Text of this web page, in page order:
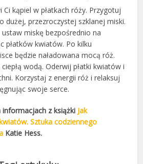
Ci kąpiel w płatkach róży. Przygotuj
dużej, przezroczystej szklanej miski.
miskę bezpośrednio na
płatków kwiatów. Po kilku
będzie naładowana mocą róż.
wodą. Oderwij płatki kwiatów i
Korzystaj z energii róż i relaksuj
swoje serce.
z książki Jak
Sztuka codziennego
Katie Hess.